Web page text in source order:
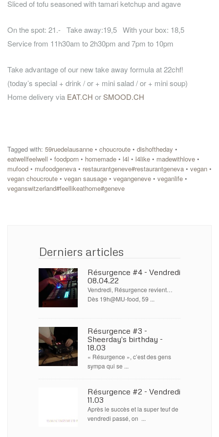
Sliced of tofu seasoned with tamari ketchup and agave
On the spot: 21.- Take away:19,5 With your box: 18,5
Service from 11h30am to 2h30pm and 7pm to 10pm
Take advantage of our new take away formula at 22chf!
(today’s special + drink / or + mini salad / or + mini soup)
Home delivery via EAT.CH orSMOOD.CH
Tagged with: 59ruedelausanne • choucroute • dishoftheday •
eatwellfeelwell • foodporn • homemade • l4l • l4like • madewithlove •
mufood • mufoodgeneva • restaurantgeneve#restaurantgeneva • vegan •
vegan choucroute • vegan sausage • vegangeneve • veganlife •
veganswitzerland#feellikeathome#geneve
Derniers articles
Résurgence #4 - Vendredi
08.04.22
Vendredi, Résurgence revient…
Dès 19h@MU-food, 59 ...
Résurgence #3 -
Sheerday's birthday -
18.03
« Résurgence », c’est des gens
sympa qui se ...
Résurgence #2 - Vendredi
11.03
Après le succès et la super teuf de
vendredi passé, on ...